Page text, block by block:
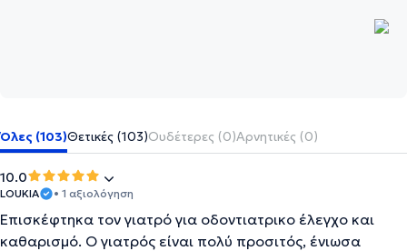
Όλες (103)Θετικές (103)Ουδέτερες (0)Αρνητικές (0)
10.0
LOUKIA • 1 αξιολόγηση
Επισκέφτηκα τον γιατρό για οδοντιατρικο έλεγχο και
καθαρισμό. Ο γιατρός είναι πολύ προσιτός, ένιωσα